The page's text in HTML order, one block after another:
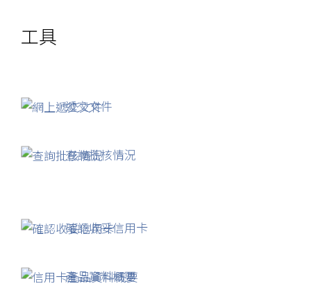
工具
遞交文件
查詢批核情況
確認收妥信用卡
產品資料概要